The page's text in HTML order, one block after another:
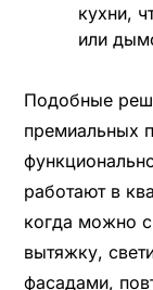
кухни,
или
Подобные
премиальных
работают в
когда можно
вытяжку,
фасадами,